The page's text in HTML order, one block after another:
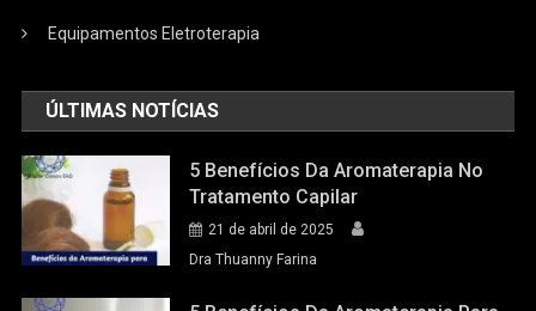
Equipamentos Eletroterapia
ÚLTIMAS NOTÍCIAS
5 Benefícios Da Aromaterapia No
Tratamento Capilar
21 de abril de 2025
Dra Thuanny Farina